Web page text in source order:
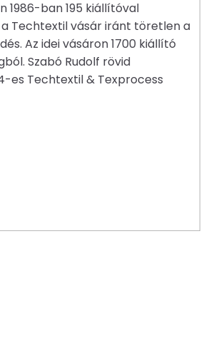
1986-ban 195 kiállítóval
Techtextil vásár iránt töretlen a
Az idei vásáron 1700 kiállító
Szabó Rudolf rövid
es Techtextil & Texprocess